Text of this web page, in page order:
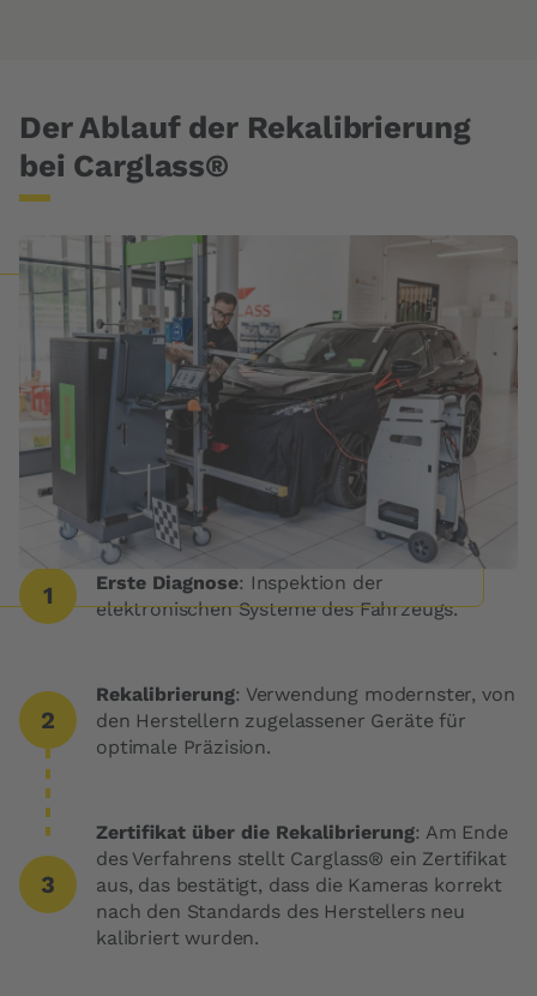
Der Ablauf der Rekalibrierung
bei Carglass®
Erste Diagnose: Inspektion der
elektronischen Systeme des Fahrzeugs.
Rekalibrierung: Verwendung modernster, von
den Herstellern zugelassener Geräte für
optimale Präzision.
Zertifikat über die Rekalibrierung: Am Ende
des Verfahrens stellt Carglass® ein Zertifikat
aus, das bestätigt, dass die Kameras korrekt
nach den Standards des Herstellers neu
kalibriert wurden.